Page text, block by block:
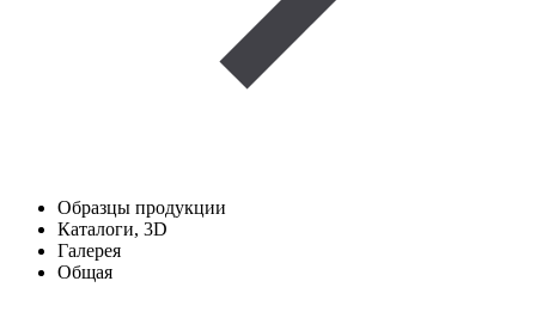
Образцы продукции
Каталоги, 3D
Галерея
Общая